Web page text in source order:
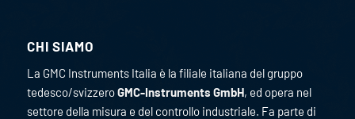
CHI SIAMO
La GMC Instruments Italia è la filiale italiana del gruppo
tedesco/svizzeroGMC-Instruments GmbH, ed opera nel
settore della misura e del controllo industriale. Fa parte di